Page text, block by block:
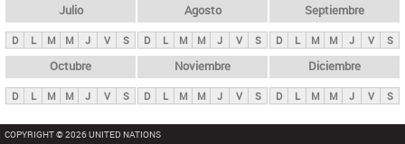
l
e
s
Julio
D L M M J V S
Agosto
D L M M J V S
Septiembre
D L M M J V S
Octubre
D L M M J V S
Noviembre
D L M M J V S
Diciembre
D L M M J V S
COPYRIGHT © 2026 UNITED NATIONS